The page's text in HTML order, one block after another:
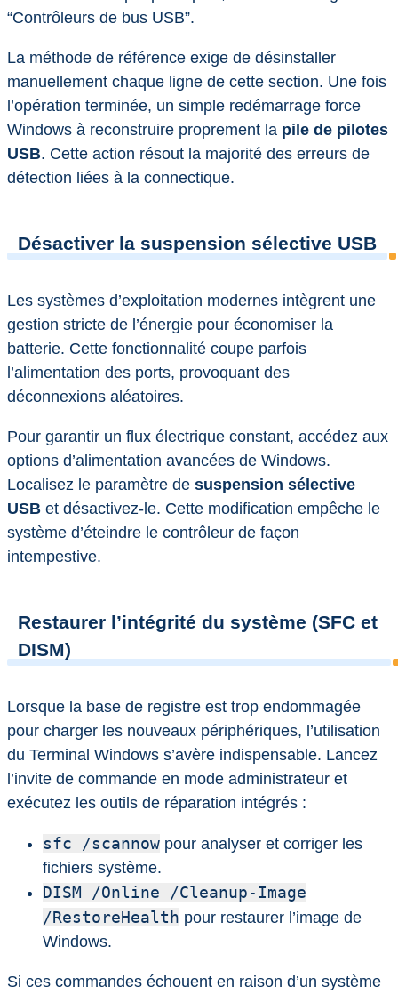
“Contrôleurs de bus USB”.
La méthode de référence exige de désinstaller
manuellement chaque ligne de cette section. Une fois
l’opération terminée, un simple redémarrage force
Windows à reconstruire proprement la pile de pilotes
USB. Cette action résout la majorité des erreurs de
détection liées à la connectique.
Désactiver la suspension sélective USB
Les systèmes d’exploitation modernes intègrent une
gestion stricte de l’énergie pour économiser la
batterie. Cette fonctionnalité coupe parfois
l’alimentation des ports, provoquant des
déconnexions aléatoires.
Pour garantir un flux électrique constant, accédez aux
options d’alimentation avancées de Windows.
Localisez le paramètre de suspension sélective
USB et désactivez-le. Cette modification empêche le
système d’éteindre le contrôleur de façon
intempestive.
Restaurer l’intégrité du système (SFC et
DISM)
Lorsque la base de registre est trop endommagée
pour charger les nouveaux périphériques, l’utilisation
du Terminal Windows s’avère indispensable. Lancez
l’invite de commande en mode administrateur et
exécutez les outils de réparation intégrés :
sfc /scannow pour analyser et corriger les
fichiers système.
DISM /Online /Cleanup-Image
/RestoreHealth pour restaurer l’image de
Windows.
Si ces commandes échouent en raison d’un système